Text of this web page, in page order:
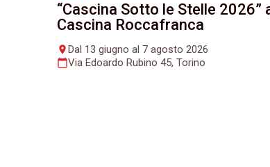
“Cascina Sotto le Stelle 2026”
Cascina Roccafranca
placeDal 13 giugno al 7 agosto 2026
calendar_todayVia Edoardo Rubino 45, Torino